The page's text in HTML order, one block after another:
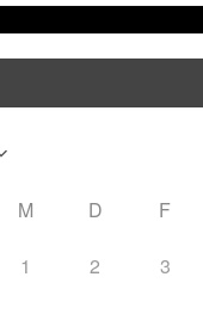
M D F
1 2 3